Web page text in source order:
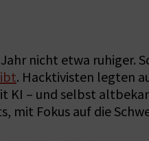
nicht etwa ruhiger.
. Hacktivisten legten
– und selbst
mit Fokus auf die